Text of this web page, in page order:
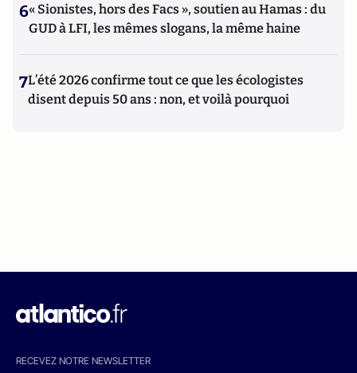
6« Sionistes, hors des Facs », soutien au Hamas : du
GUD à LFI, les mêmes slogans, la même haine
7L’été 2026 confirme tout ce que les écologistes
disent depuis 50 ans : non, et voilà pourquoi
RECEVEZ NOTRE NEWSLETTER